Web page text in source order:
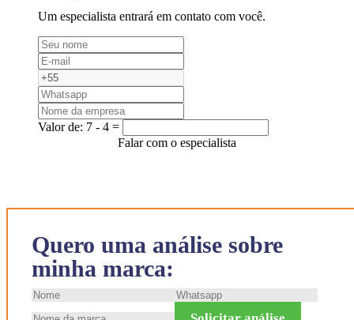
Quero uma análise sobre
minha marca:
Um especialista entrará em contato com você.
Valor de: 7 - 4 =
Falar com o especialista